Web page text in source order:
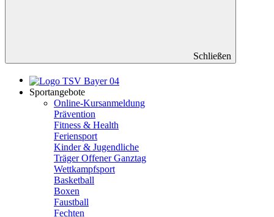
Schließen
Sportangebote
Online-Kursanmeldung
Prävention
Fitness & Health
Feriensport
Kinder & Jugendliche
Träger Offener Ganztag
Wettkampfsport
Basketball
Boxen
Faustball
Fechten